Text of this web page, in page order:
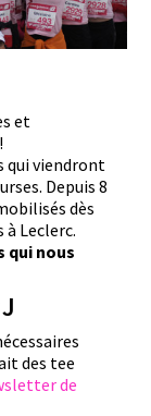
et
qui viendront
Depuis 8
dès
Leclerc.
qui nous
des tee
de